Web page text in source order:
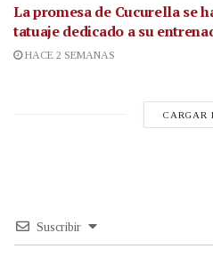
La promesa de Cucurella se
tatuaje dedicado a su
HACE 2 SEMANAS
CARGAR
Suscribir